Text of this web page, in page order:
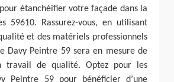
étanchéifier votre façade dans la
59610. Rassurez-vous, en utilisant
et des matériels professionnels
Davy Peintre 59 sera en mesure de
travail de qualité. Optez pour les
Peintre 59 pour bénéficier d’une